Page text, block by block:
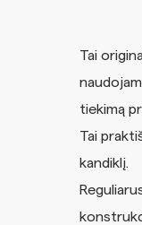
Tai
tiekimą
Tai
kandiklį.